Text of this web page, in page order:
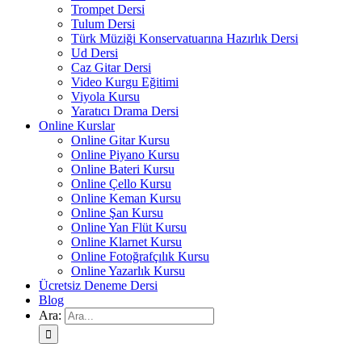
Trompet Dersi
Tulum Dersi
Türk Müziği Konservatuarına Hazırlık Dersi
Ud Dersi
Caz Gitar Dersi
Video Kurgu Eğitimi
Viyola Kursu
Yaratıcı Drama Dersi
Online Kurslar
Online Gitar Kursu
Online Piyano Kursu
Online Bateri Kursu
Online Çello Kursu
Online Keman Kursu
Online Şan Kursu
Online Yan Flüt Kursu
Online Klarnet Kursu
Online Fotoğrafçılık Kursu
Online Yazarlık Kursu
Ücretsiz Deneme Dersi
Blog
Ara: